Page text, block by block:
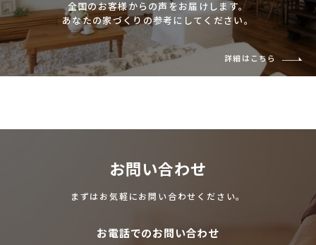
全国のお客様からの声をお届けします。
あなたの家づくりの参考にしてください。
詳細はこちら
お問い合わせ
まずはお気軽にお問い合わせください。
お電話でのお問い合わせ